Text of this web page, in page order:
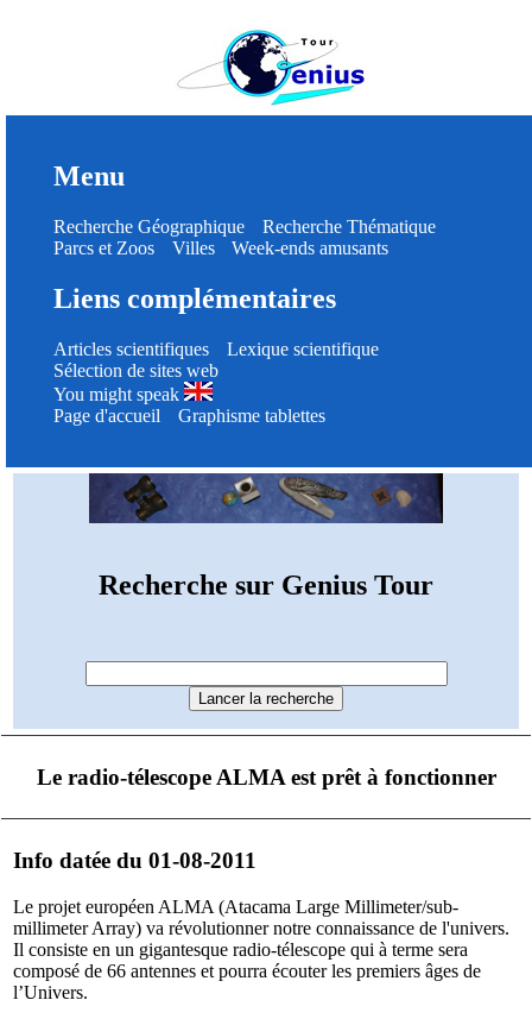
Menu
Recherche Géographique
Recherche Thématique
Parcs et Zoos
Villes Week-ends amusants
Liens complémentaires
Articles scientifiques
Lexique scientifique
Sélection de sites web
You might speak
Page d'accueil
Graphisme tablettes
Recherche sur Genius Tour
Le radio-télescope ALMA est prêt à fonctionner
Info datée du 01-08-2011
Le projet européen ALMA (Atacama Large Millimeter/sub-
millimeter Array) va révolutionner notre connaissance de l'univers.
Il consiste en un gigantesque radio-télescope qui à terme sera
composé de 66 antennes et pourra écouter les premiers âges de
l’Univers.